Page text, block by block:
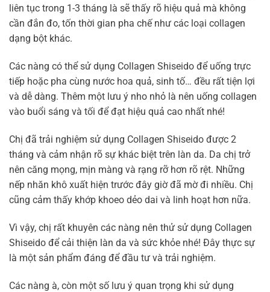
liên tục trong 1-3 tháng là sẽ thấy rõ hiệu quả mà không
cần đắn đo, tốn thời gian pha chế như các loại collagen
dạng bột khác.
Các nàng có thể sử dụng Collagen Shiseido để uống trực
tiếp hoặc pha cùng nước hoa quả, sinh tố… đều rất tiện lợi
và dễ dàng. Thêm một lưu ý nho nhỏ là nên uống collagen
vào buổi sáng và tối để đạt hiệu quả cao nhất nhé!
Chị đã trải nghiệm sử dụng Collagen Shiseido được 2
tháng và cảm nhận rõ sự khác biệt trên làn da. Da chị trở
nên căng mọng, mịn màng và rạng rỡ hơn rõ rệt. Những
nếp nhăn khô xuất hiện trước đây giờ đã mờ đi nhiều. Chị
cũng cảm thấy khớp khoeo dẻo dai và linh hoạt hơn nữa.
Vì vậy, chị rất khuyên các nàng nên thử sử dụng Collagen
Shiseido để cải thiện làn da và sức khỏe nhé! Đây thực sự
là một sản phẩm đáng để đầu tư và trải nghiệm.
Các nàng à, còn một số lưu ý quan trọng khi sử dụng